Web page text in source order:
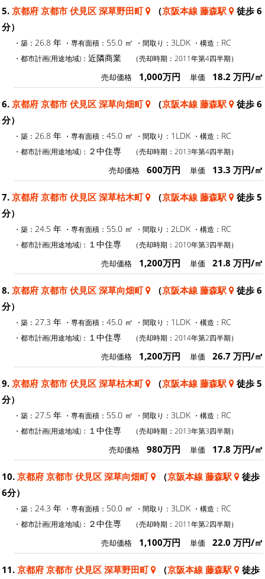
5. 京都府 京都市 伏見区 深草野田町 （京阪本線 藤森駅
徒歩 6
分）
・築： 26.8 年 ・専有面積： 55.0 ㎡ ・間取り： 3LDK ・構造： RC
・都市計画(用途地域)： 近隣商業 （売却時期：2011年第4四半期）
売却価格 1,000万円 単価 18.2 万円/㎡
6. 京都府 京都市 伏見区 深草向畑町 （京阪本線 藤森駅
徒歩 6
分）
・築： 26.8 年 ・専有面積： 45.0 ㎡ ・間取り： 1LDK ・構造： RC
・都市計画(用途地域)： ２中住専 （売却時期：2013年第4四半期）
売却価格 600万円 単価 13.3 万円/㎡
7. 京都府 京都市 伏見区 深草枯木町 （京阪本線 藤森駅
徒歩 5
分）
・築： 24.5 年 ・専有面積： 55.0 ㎡ ・間取り： 2LDK ・構造： RC
・都市計画(用途地域)： １中住専 （売却時期：2010年第3四半期）
売却価格 1,200万円 単価 21.8 万円/㎡
8. 京都府 京都市 伏見区 深草向畑町 （京阪本線 藤森駅
徒歩 6
分）
・築： 27.3 年 ・専有面積： 45.0 ㎡ ・間取り： 1LDK ・構造： RC
・都市計画(用途地域)： １中住専 （売却時期：2014年第2四半期）
売却価格 1,200万円 単価 26.7 万円/㎡
9. 京都府 京都市 伏見区 深草枯木町 （京阪本線 藤森駅
徒歩 5
分）
・築： 27.5 年 ・専有面積： 55.0 ㎡ ・間取り： 3LDK ・構造： RC
・都市計画(用途地域)： １中住専 （売却時期：2013年第3四半期）
売却価格 980万円 単価 17.8 万円/㎡
10. 京都府 京都市 伏見区 深草向畑町 （京阪本線 藤森駅
徒歩
6分）
・築： 24.3 年 ・専有面積： 50.0 ㎡ ・間取り： 3LDK ・構造： RC
・都市計画(用途地域)： ２中住専 （売却時期：2011年第2四半期）
売却価格 1,100万円 単価 22.0 万円/㎡
11. 京都府 京都市 伏見区 深草野田町 （京阪本線 藤森駅
徒歩